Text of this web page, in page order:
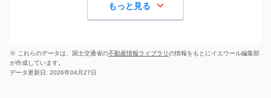
もっと見る
※ これらのデータは、国土交通省の不動産情報ライブラリの情報をもとにイエウール編集部
が作成しています。
データ更新日: 2026年04月27日